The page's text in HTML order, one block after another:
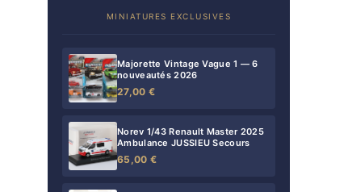
MINIATURES EXCLUSIVES
Majorette Vintage Vague 1 — 6
nouveautés 2026
27,00 €
Norev 1/43 Renault Master 2025
Ambulance JUSSIEU Secours
65,00 €